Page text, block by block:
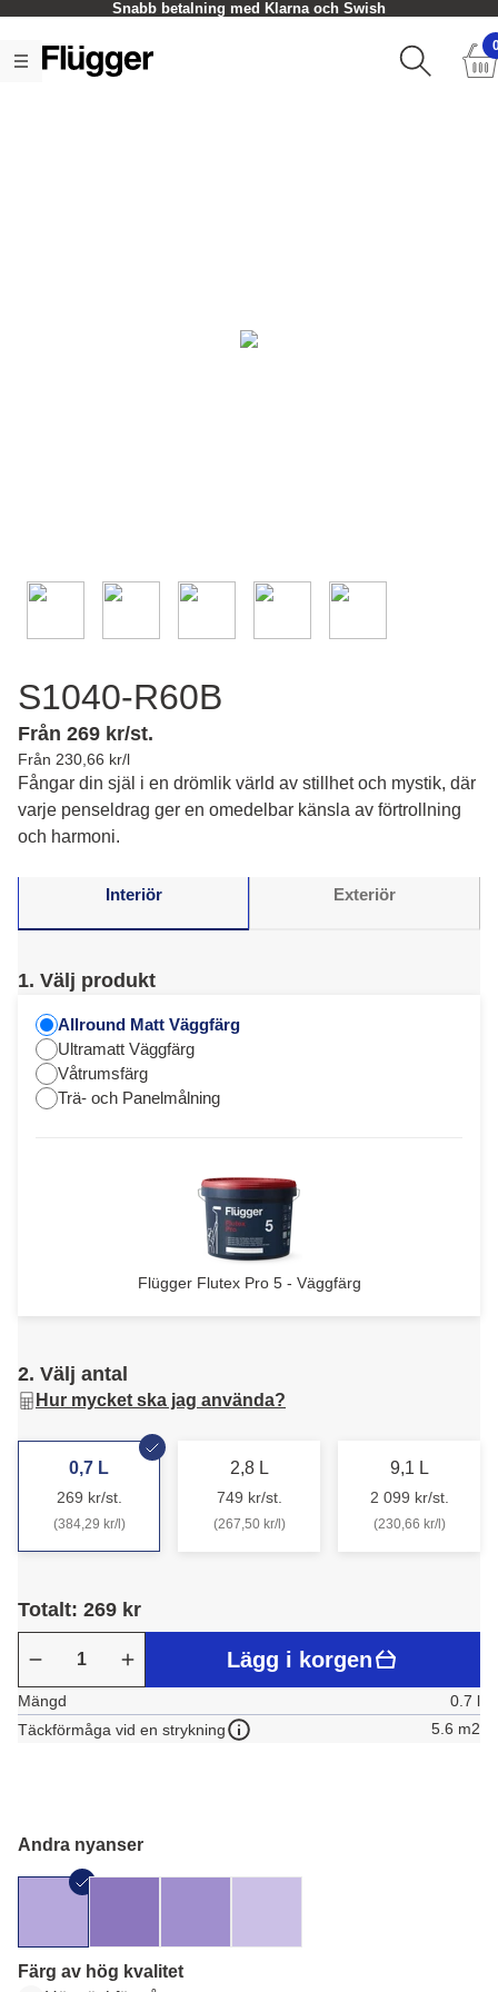
Snabb betalning med Klarna och Swish
S1040-R60B
Från 269 kr/st.
Från 230,66 kr/l
Fångar din själ i en drömlik värld av stillhet och mystik, där
varje penseldrag ger en omedelbar känsla av förtrollning
och harmoni.
Interiör Exteriör
1. Välj produkt
Allround Matt Väggfärg
Ultramatt Väggfärg
Våtrumsfärg
Trä- och Panelmålning
Flügger Flutex Pro 5 - Väggfärg
2. Välj antal
Hur mycket ska jag använda?
0,7 L
269 kr/st.
(384,29 kr/l)
2,8 L
749 kr/st.
(267,50 kr/l)
9,1 L
2 099 kr/st.
(230,66 kr/l)
Totalt: 269 kr
Lägg i korgen
Mängd
0.7 l
Täckförmåga vid en strykning
5.6 m2
Andra nyanser
Färg av hög kvalitet